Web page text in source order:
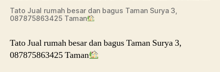
Tato Jual rumah besar dan bagus Taman Surya 3,
087875863425 Taman
Tato Jual rumah besar dan bagus Taman Surya 3,
087875863425 Taman